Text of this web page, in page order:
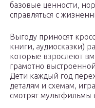
базовые ценности,
справляться с
Выгоду приносят
книги, аудиосказки)
которые взрослеют
грамотно
Дети каждый год
деталям и схемам,
смотрят